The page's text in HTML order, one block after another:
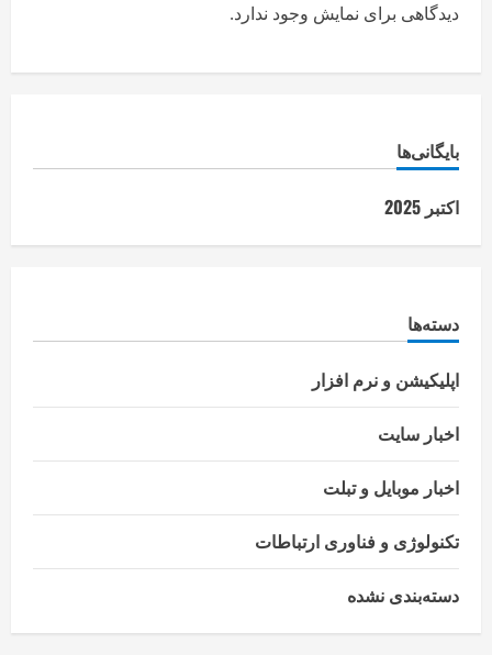
دیدگاهی برای نمایش وجود ندارد.
بایگانی‌ها
اکتبر 2025
دسته‌ها
اپلیکیشن و نرم افزار
اخبار سایت
اخبار موبایل و تبلت
تکنولوژی و فناوری ارتباطات
دسته‌بندی نشده